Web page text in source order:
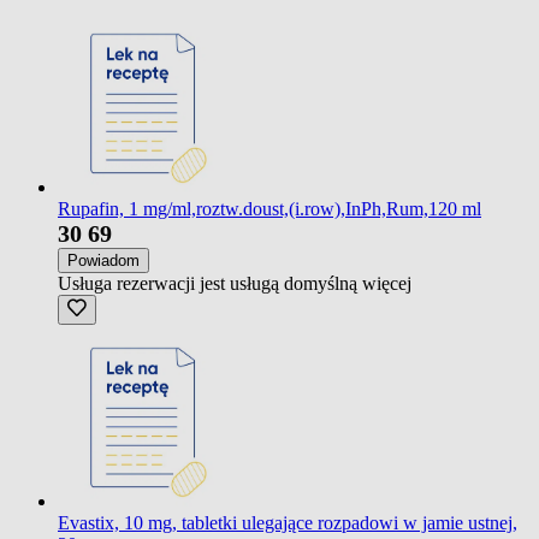
Rupafin, 1 mg/ml,roztw.doust,(i.row),InPh,Rum,120 ml
30 69
Powiadom
Usługa rezerwacji jest usługą domyślną więcej
Evastix, 10 mg, tabletki ulegające rozpadowi w jamie ustnej,